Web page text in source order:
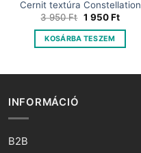
Cernit textúra Constellation
3 950Ft Original
was:
3
1 950Ft
is:
KOSÁRBA TESZEM
INFORMÁCIÓ
B2B